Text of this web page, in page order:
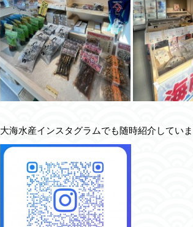
大海水産インスタグラムでも随時紹介してい